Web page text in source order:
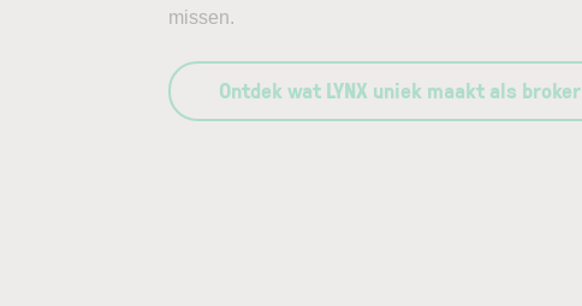
missen.
Ontdek wat LYNX uniek maakt als broker